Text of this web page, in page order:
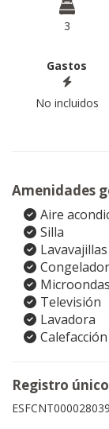
3
Gastos
No incluidos
Amenidades
Aire
Silla
Lavavajillas
Congelador
Microondas
Televisión
Lavadora
Calefacción
Registro